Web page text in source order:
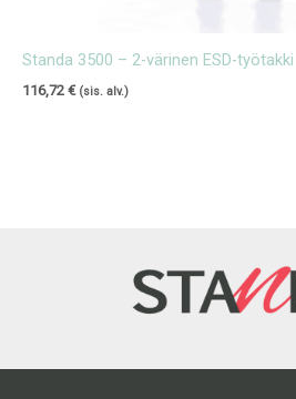
Standa 3500 – 2-värinen ESD-työtakki
116,72 € (sis. alv.)